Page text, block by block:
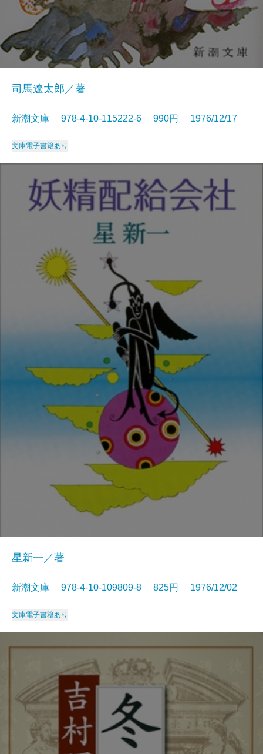
司馬遼太郎／著
新潮文庫 978-4-10-115222-6 990円 1976/12/17
文庫電子書籍あり
星新一／著
新潮文庫 978-4-10-109809-8 825円 1976/12/02
文庫電子書籍あり